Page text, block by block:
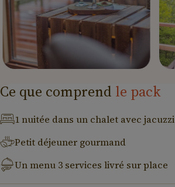
Ce que comprend le pack
1 nuitée dans un chalet avec jacuzzi
Petit déjeuner gourmand
Un menu 3 services livré sur place